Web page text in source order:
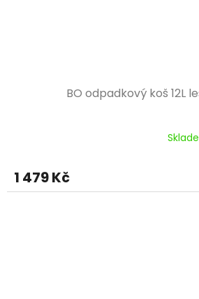
BO odpadkový koš 12L
1 479 Kč